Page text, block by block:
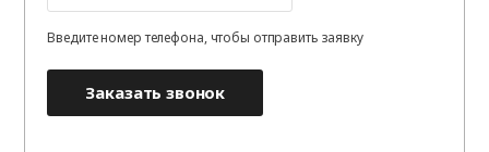
Введите номер телефона, чтобы отправить заявку
Заказать звонок